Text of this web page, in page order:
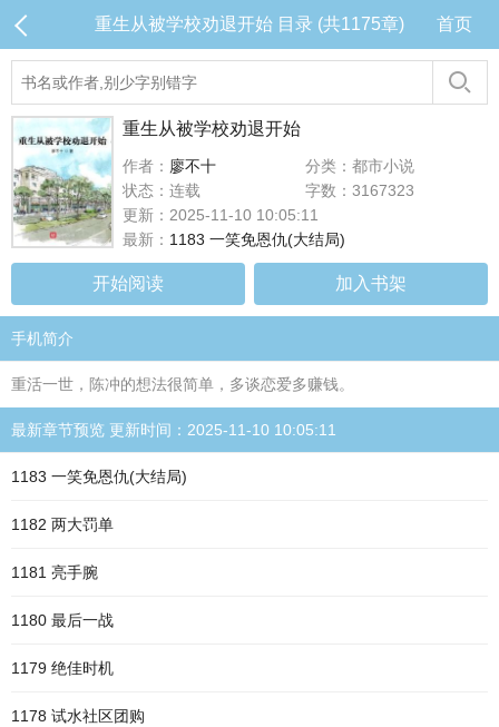
重生从被学校劝退开始 目录 (共1175章) 首页
重生从被学校劝退开始
作者： 廖不十
分类：都市小说
状态：连载
字数：3167323
更新：2025-11-10 10:05:11
最新： 1183 一笑免恩仇(大结局)
开始阅读 加入书架
手机简介
重活一世，陈冲的想法很简单，多谈恋爱多赚钱。
最新章节预览 更新时间：2025-11-10 10:05:11
1183 一笑免恩仇(大结局)
1182 两大罚单
1181 亮手腕
1180 最后一战
1179 绝佳时机
1178 试水社区团购